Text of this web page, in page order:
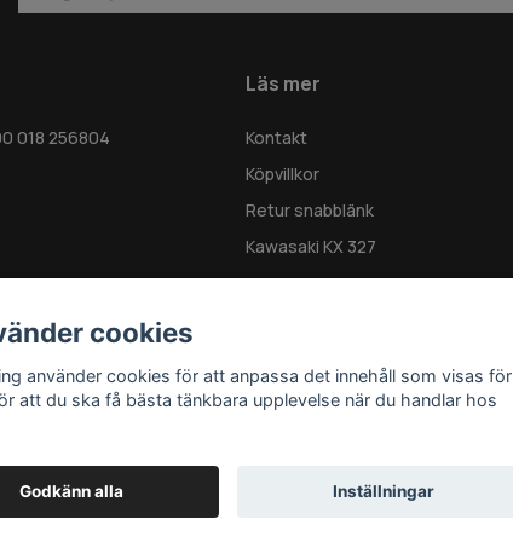
018 256804
Läs mer
Kontakt
Köpvillkor
Retur snabblänk
Kawasaki KX 327
cookies
använder cookies för att anpassa det innehåll som visas för
att du ska få bästa tänkbara upplevelse när du handlar hos
Godkänn alla Inställningar